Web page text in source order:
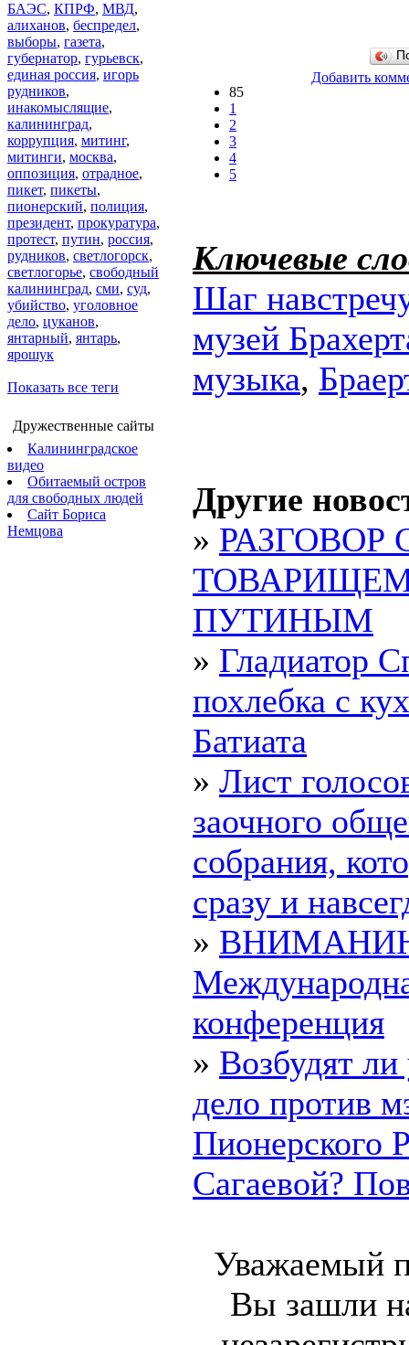
БАЭС, КПРФ, МВД,
алиханов, беспредел,
выборы, газета,
губернатор, гурьевск,
единая россия, игорь
рудников,
инакомыслящие,
калининград,
коррупция, митинг,
митинги, москва,
оппозиция, отрадное,
пикет, пикеты,
пионерский, полиция,
президент, прокуратура,
протест, путин, россия,
рудников, светлогорск,
светлогорье, свободный
калининград, сми, суд,
убийство, уголовное
дело, цуканов,
янтарный, янтарь,
ярошук
Показать все теги
Дружественные сайты
Калининградское
видео
Обитаемый остров
для свободных людей
Сайт Бориса
Немцова
85
1
2
3
4
5
Добавить
Ключевые
Шаг
музей
музыка,
Другие
» РАЗГОВОР
ПУТИНЫМ
» Гладиатор
похлебка с
Батиата
» Лист
заочного
собрания,
сразу и
»
конференция
» Возбудят ли
дело против
Пионерского
Сагаевой?
Уважаемый
Вы зашли